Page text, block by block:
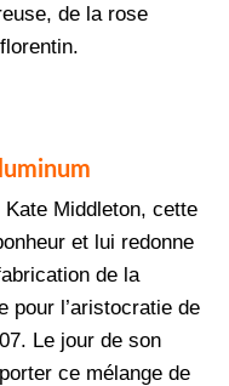
de la rose
Middleton, cette
et lui redonne
de la
pour l’aristocratie de
Le jour de son
ce mélange de